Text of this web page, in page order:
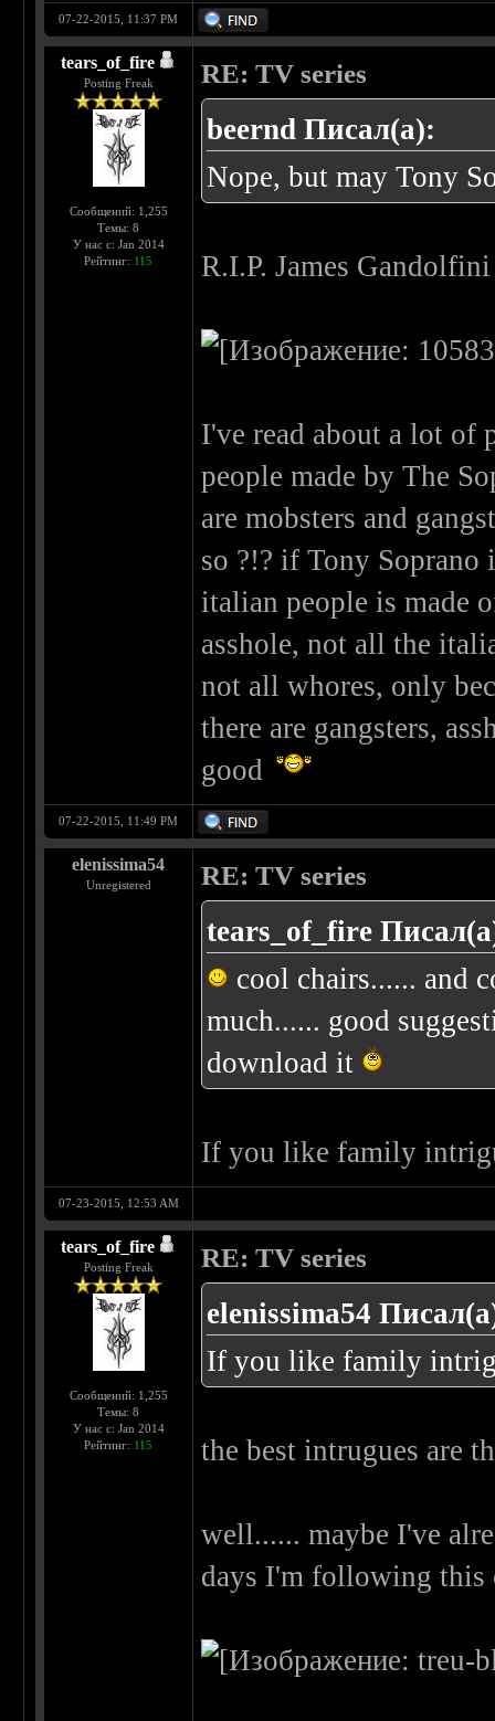
07-22-2015, 11:37 PM
tears_of_fire
Posting Freak
Сообщений: 1,255
Темы: 8
У нас с: Jan 2014
Рейтинг: 115
RE: TV series
beernd Писал(а):
Nope, but may Tony
R.I.P. James Gandolfini
I've read about a lot of
people made by The
are mobsters and
so ?!? if Tony Soprano
italian people is made
asshole, not all the
not all whores, only
there are gangsters,
good
07-22-2015, 11:49 PM
elenissima54
Unregistered RE: TV series
tears_of_fire
cool chairs...... and
much...... good
download it
If you like family
07-23-2015, 12:53 AM
tears_of_fire
Posting Freak
Сообщений: 1,255
Темы: 8
У нас с: Jan 2014
Рейтинг: 115
RE: TV series
elenissima54
If you like family
the best intrugues are
well...... maybe I've
days I'm following this